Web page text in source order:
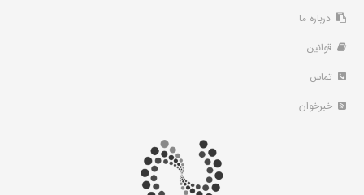
درباره ما
قوانین
تماس
خبرخوان